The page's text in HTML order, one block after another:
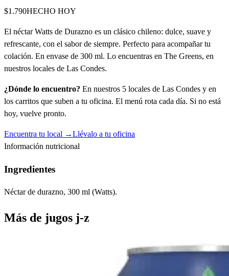
$1.790HECHO HOY
El néctar Watts de Durazno es un clásico chileno: dulce, suave y
refrescante, con el sabor de siempre. Perfecto para acompañar tu
colación. En envase de 300 ml. Lo encuentras en The Greens, en
nuestros locales de Las Condes.
¿Dónde lo encuentro? En nuestros 5 locales de Las Condes y en
los carritos que suben a tu oficina. El menú rota cada día. Si no está
hoy, vuelve pronto.
Encuentra tu local →Llévalo a tu oficina
Información nutricional
Ingredientes
Néctar de durazno, 300 ml (Watts).
Más de jugos j-z